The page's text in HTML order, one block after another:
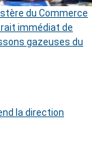
du Commerce
immédiat de
gazeuses du
la direction